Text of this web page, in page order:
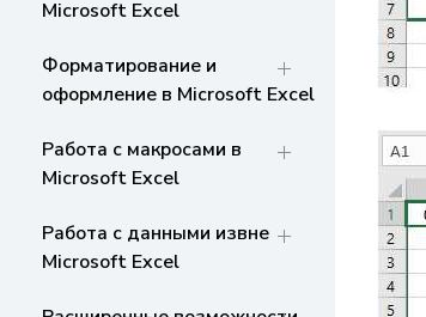
Microsoft Excel
Форматирование и
оформление в Microsoft Excel
Работа с макросами в
Microsoft Excel
Работа с данными извне
Microsoft Excel